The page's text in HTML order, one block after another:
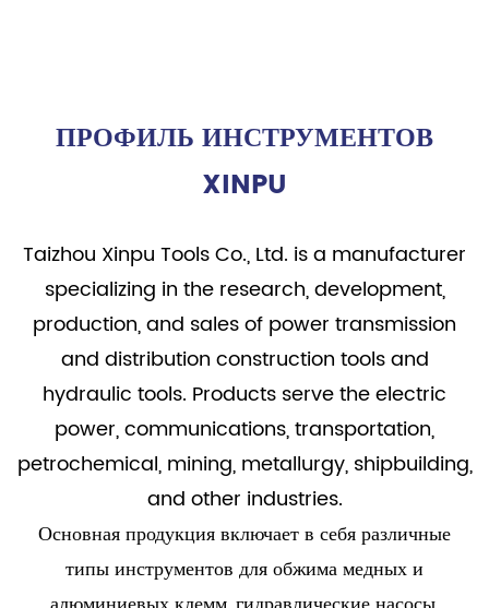
ПРОФИЛЬ ИНСТРУМЕНТОВ
XINPU
Taizhou Xinpu Tools Co., Ltd. is a manufacturer
specializing in the research, development,
production, and sales of power transmission
and distribution construction tools and
hydraulic tools. Products serve the electric
power, communications, transportation,
petrochemical, mining, metallurgy, shipbuilding,
and other industries.
Основная продукция включает в себя различные
типы инструментов для обжима медных и